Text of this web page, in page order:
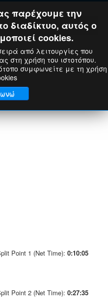
Point 1 (Net Time): 0:10:05
Point 2 (Net Time): 0:27:35
παρέχουμε την
διαδίκτυο, αυτός ο
cookies.
από λειτουργίες που
στη χρήση του ιστοτόπου.
συμφωνείτε με τη χρήση